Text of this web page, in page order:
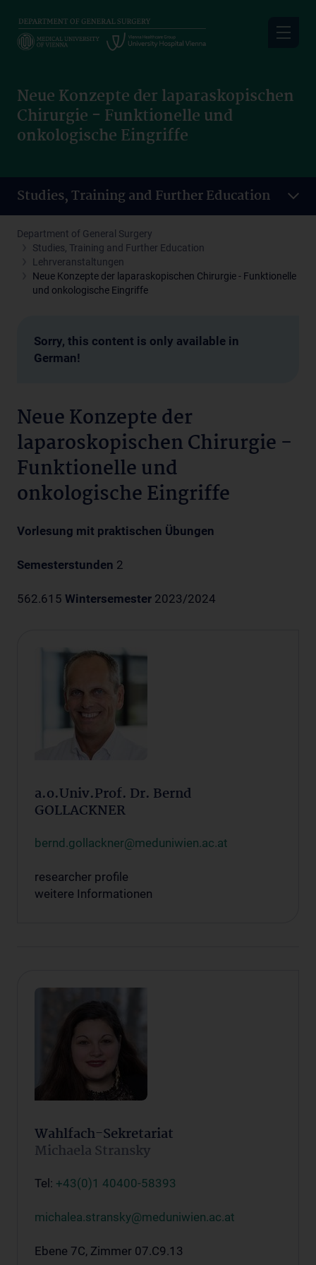
main
Neue Konzepte der laparaskopischen
Chirurgie - Funktionelle und
onkologische Eingriffe
Studies, Training and Further Education
Department of General Surgery
Studies, Training and Further Education
Lehrveranstaltungen
Neue Konzepte der laparaskopischen Chirurgie - Funktionelle
und onkologische Eingriffe
Sorry, this content is only available in
German!
Neue Konzepte der
laparoskopischen Chirurgie -
Funktionelle und
onkologische Eingriffe
Vorlesung mit praktischen Übungen
Semesterstunden 2
562.615 Wintersemester 2023/2024
a.o.Univ.Prof. Dr. Bernd
GOLLACKNER
bernd.gollackner@meduniwien.ac.at
researcher profile
weitere Informationen
Wahlfach-Sekretariat
Michaela Stransky
Tel: +43(0)1 40400-58393
michalea.stransky@meduniwien.ac.at
Ebene 7C, Zimmer 07.C9.13